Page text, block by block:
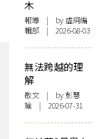
木
報導 | by 虛詞編
輯部 | 2026-08-03
無法跨越的理
解
散文 | by 彭慧
瑜 | 2026-07-31